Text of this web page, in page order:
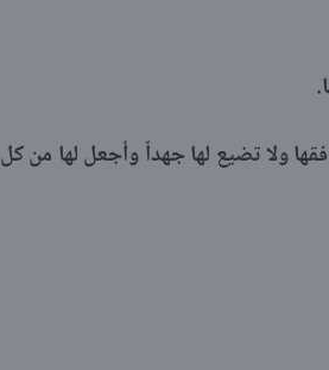
ولا تضيع لها جهداً وأجعل لها من كل